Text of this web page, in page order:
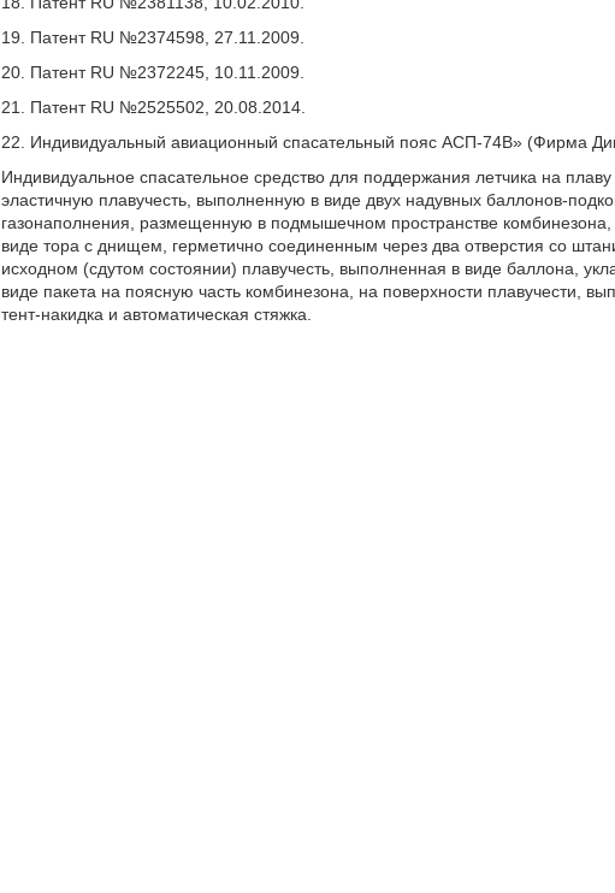
19. Патент RU №2374598, 27.11.2009.
20. Патент RU №2372245, 10.11.2009.
21. Патент RU №2525502, 20.08.2014.
22. Индивидуальный авиационный спасательный пояс АСП-74В» (Фирма
Индивидуальное спасательное средство для поддержания летчика на
эластичную плавучесть, выполненную в виде двух надувных баллонов-
газонаполнения, размещенную в подмышечном пространстве
виде тора с днищем, герметично соединенным через два отверстия со
исходном (сдутом состоянии) плавучесть, выполненная в виде баллона,
виде пакета на поясную часть комбинезона, на поверхности плавучести,
тент-накидка и автоматическая стяжка.